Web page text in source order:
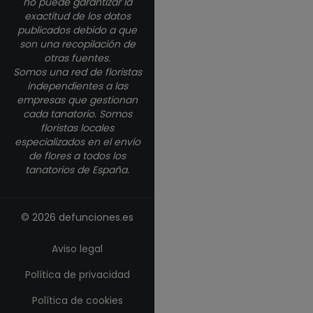
exactitud de los datos
publicados debido a que
son una recopilación de
otras fuentes.
Somos una red de floristas
independientes a las
empresas que gestionan
cada tanatorio. Somos
floristas locales
especializados en el envío
de flores a todos los
tanatorios de España.
© 2026 defunciones.es
Aviso legal
Política de privacidad
Política de cookies